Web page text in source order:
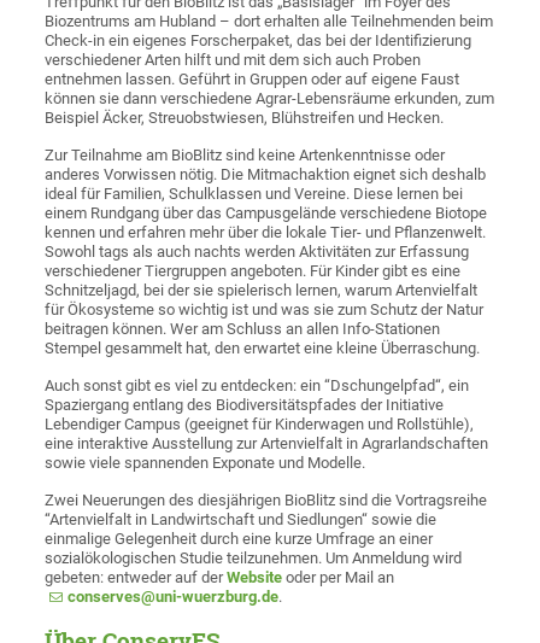
Biozentrums am Hubland – dort erhalten alle Teilnehmenden beim
Check-in ein eigenes Forscherpaket, das bei der Identifizierung
verschiedener Arten hilft und mit dem sich auch Proben
entnehmen lassen. Geführt in Gruppen oder auf eigene Faust
können sie dann verschiedene Agrar-Lebensräume erkunden, zum
Beispiel Äcker, Streuobstwiesen, Blühstreifen und Hecken.
Zur Teilnahme am BioBlitz sind keine Artenkenntnisse oder
anderes Vorwissen nötig. Die Mitmachaktion eignet sich deshalb
ideal für Familien, Schulklassen und Vereine. Diese lernen bei
einem Rundgang über das Campusgelände verschiedene Biotope
kennen und erfahren mehr über die lokale Tier- und Pflanzenwelt.
Sowohl tags als auch nachts werden Aktivitäten zur Erfassung
verschiedener Tiergruppen angeboten. Für Kinder gibt es eine
Schnitzeljagd, bei der sie spielerisch lernen, warum Artenvielfalt
für Ökosysteme so wichtig ist und was sie zum Schutz der Natur
beitragen können. Wer am Schluss an allen Info-Stationen
Stempel gesammelt hat, den erwartet eine kleine Überraschung.
Auch sonst gibt es viel zu entdecken: ein “Dschungelpfad“, ein
Spaziergang entlang des Biodiversitätspfades der Initiative
Lebendiger Campus (geeignet für Kinderwagen und Rollstühle),
eine interaktive Ausstellung zur Artenvielfalt in Agrarlandschaften
sowie viele spannenden Exponate und Modelle.
Zwei Neuerungen des diesjährigen BioBlitz sind die Vortragsreihe
“Artenvielfalt in Landwirtschaft und Siedlungen“ sowie die
einmalige Gelegenheit durch eine kurze Umfrage an einer
sozialökologischen Studie teilzunehmen. Um Anmeldung wird
gebeten: entweder auf derWebsite oder per Mail an
conserves@uni-wuerzburg.de.